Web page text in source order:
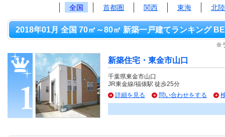
全国 首都圏 関西 東海 北
2018年01月 全国 70㎡～80㎡ 新築一戸建てランキング
※
新築住宅・東金市山口
千葉県東金市山口
JR東金線/福俵駅 徒歩25分
詳細を見る
問い合わせをする